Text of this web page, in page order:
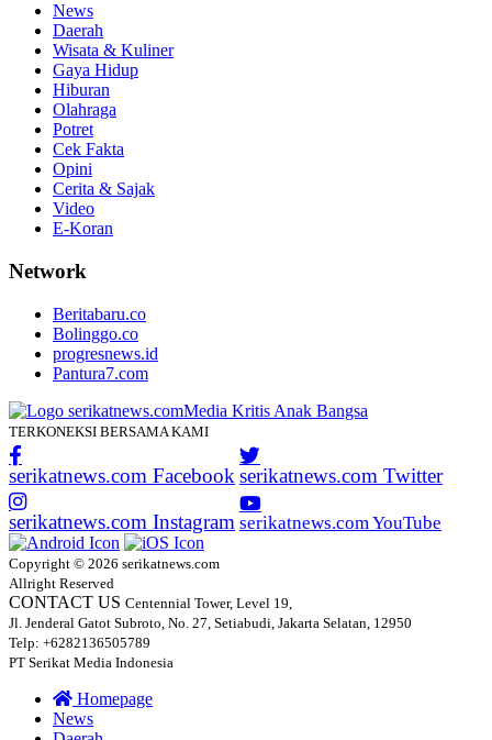
News
Daerah
Wisata & Kuliner
Gaya Hidup
Hiburan
Olahraga
Potret
Cek Fakta
Opini
Cerita & Sajak
Video
E-Koran
Network
Beritabaru.co
Bolinggo.co
progresnews.id
Pantura7.com
TERKONEKSI BERSAMA KAMI
serikatnews.com Facebook serikatnews.com Twitter
serikatnews.com Instagram serikatnews.com YouTube
Copyright © 2026 serikatnews.com
Allright Reserved
CONTACT US Centennial Tower, Level 19,
Jl. Jenderal Gatot Subroto, No. 27, Setiabudi, Jakarta Selatan, 12950
Telp: +6282136505789
PT Serikat Media Indonesia
Homepage
News